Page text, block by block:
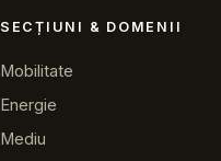
SECȚIUNI & DOMENII
Mobilitate
Energie
Mediu